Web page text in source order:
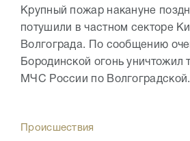
Крупный пожар накануне
потушили в частном секторе
Волгограда. По сообщению
Бородинской огонь
МЧС России по
Происшествия